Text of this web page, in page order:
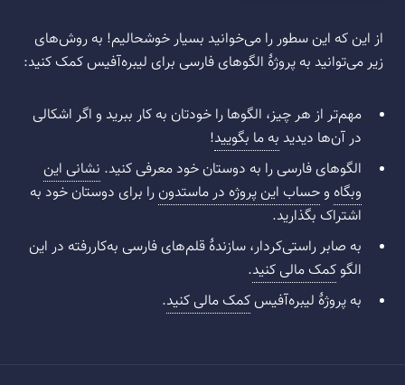
از این که این سطور را می‌خوانید بسیار خوشحالیم! به روش‌های
زیر می‌توانید به پروژهٔ الگوهای فارسی برای لیبره‌آفیس کمک کنید:
مهم‌تر از هر چیز، الگوها را خودتان به کار ببرید و اگر اشکالی
در آن‌ها دیدید به ما بگویید!
الگوهای فارسی را به دوستان خود معرفی کنید. نشانی این
وبگاه و حساب این پروژه در ماستدون را برای دوستان خود به
اشتراک بگذارید.
به صابر راستی‌کردار، سازندهٔ قلم‌های فارسی به‌کاررفته در این
الگو کمک مالی کنید.
به پروژهٔ لیبره‌آفیس کمک مالی کنید.